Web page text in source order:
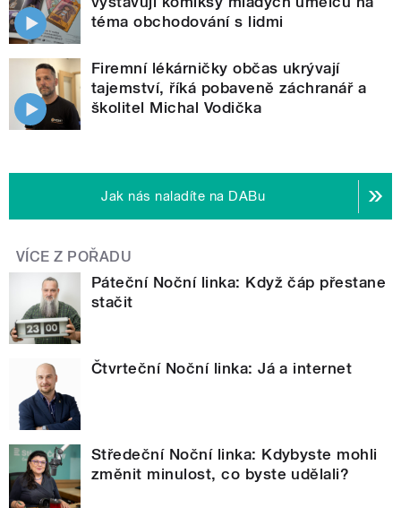
téma obchodování s lidmi
Firemní lékárničky občas ukrývají
tajemství, říká pobaveně záchranář a
školitel Michal Vodička
Jak nás naladíte na DABu
VÍCE Z POŘADU
Páteční Noční linka: Když čáp přestane
stačit
Čtvrteční Noční linka: Já a internet
Středeční Noční linka: Kdybyste mohli
změnit minulost, co byste udělali?